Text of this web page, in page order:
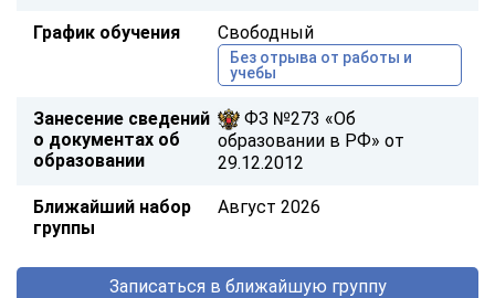
График обучения Свободный
Без отрыва от работы и
учебы
Занесение сведений
о документах об
образовании
ФЗ №273 «Об
образовании в РФ» от
29.12.2012
Ближайший набор
группы
Август 2026
Записаться в ближайшую группу